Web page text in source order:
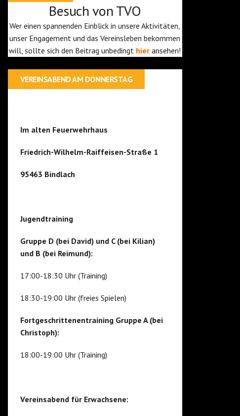
Besuch von TVO
Wer einen spannenden Einblick in unsere Aktivitäten,
unser Engagement und das Vereinsleben bekommen
will, sollte sich den Beitrag unbedingt hier ansehen!
VEREINSABEND AM DONNERSTAG
Im alten Feuerwehrhaus
Friedrich-Wilhelm-Raiffeisen-Straße 1
95463 Bindlach
Jugendtraining
Gruppe D (bei David) und C (bei Kilian)
und B (bei Reimund):
17:00-18:30 Uhr (Training)
18:30-19:00 Uhr (freies Spielen)
Fortgeschrittenentraining Gruppe A (bei
Christoph):
18:00-19:00 Uhr (Training)
Vereinsabend für Erwachsene: